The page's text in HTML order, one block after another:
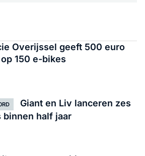
Overijssel geeft 500 euro
150 e-bikes
Giant en Liv lanceren zes
binnen half jaar